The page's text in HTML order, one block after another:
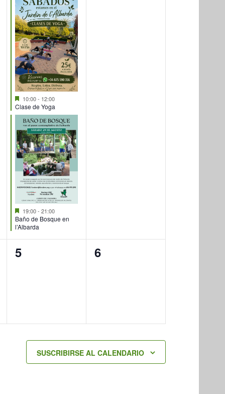
Destacado
10:00- 12:00
Clase de Yoga
Destacado
19:00- 21:00
Baño de Bosque en
l’Albarda
0
5
0
6
SUSCRIBIRSE AL CALENDARIO